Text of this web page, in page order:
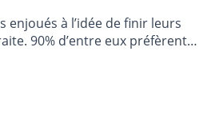
enjoués à l’idée de finir leurs
90% d’entre eux préfèrent
spécialisés, celui du